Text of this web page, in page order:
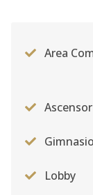
Area
Ascensor
Gimnasio
Lobby